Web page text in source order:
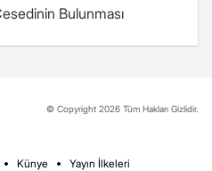
Bulunması
© Copyright 2026 Tüm Hakları Gizlidir.
Künye Yayın İlkeleri